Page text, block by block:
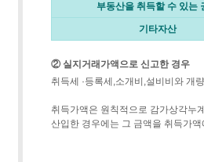
부동산을 취득할 수 있는
기타자산
② 실지거래가액으로 신고한 경우
취득세 ·등록세,소개비,설비비와 개
취득가액은 원칙적으로 감가상각누
산입한 경우에는 그 금액을 취득가